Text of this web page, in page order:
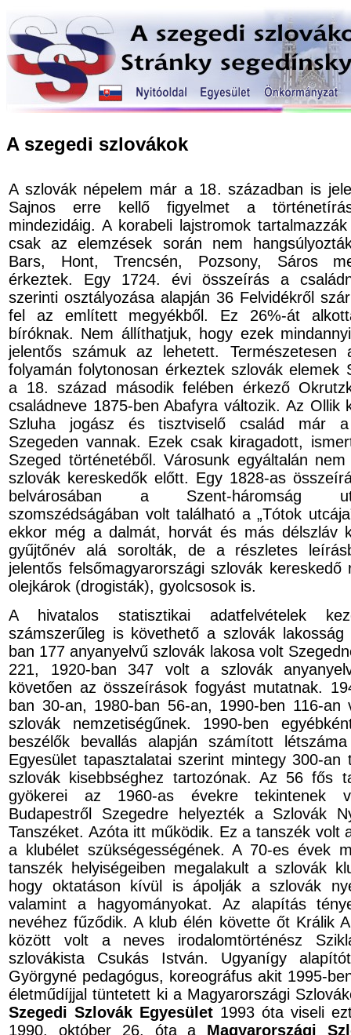
A szegedi szlovákok
A szlovák népelem már a 18. században is
Sajnos erre kellő figyelmet a
mindezidáig. A korabeli lajstromok
csak az elemzések során nem
Bars, Hont, Trencsén, Pozsony, Sáros
érkeztek. Egy 1724. évi összeírás a
szerinti osztályozása alapján 36 Felvidékről
fel az említett megyékből. Ez 26%-át
bíróknak. Nem állíthatjuk, hogy ezek
jelentős számuk az lehetett. Természetesen
folyamán folytonosan érkeztek szlovák elemek
a 18. század második felében érkező
családneve 1875-ben Abafyra változik. Az Ollik
Szluha jogász és tisztviselő család már
Szegeden vannak. Ezek csak kiragadott,
Szeged történetéből. Városunk egyáltalán
szlovák kereskedők előtt. Egy 1828-as
belvárosában a Szent-háromság
szomszédságában volt található a „Tótok
ekkor még a dalmát, horvát és más délszláv
gyűjtőnév alá sorolták, de a részletes
jelentős felsőmagyarországi szlovák
olejkárok (drogisták), gyolcsosok is.
A hivatalos statisztikai adatfelvételek
számszerűleg is követhető a szlovák lakosság
ban 177 anyanyelvű szlovák lakosa volt
221, 1920-ban 347 volt a szlovák
követően az összeírások fogyást mutatnak.
ban 30-an, 1980-ban 56-an, 1990-ben 116-an
szlovák nemzetiségűnek. 1990-ben
beszélők bevallás alapján számított
Egyesület tapasztalatai szerint mintegy 300-an
szlovák kisebbséghez tartozónak. Az 56 fős
gyökerei az 1960-as évekre tekintenek
Budapestről Szegedre helyezték a Szlovák
Tanszéket. Azóta itt működik. Ez a tanszék volt
a klubélet szükségességének. A 70-es évek
tanszék helyiségeiben megalakult a szlovák
hogy oktatáson kívül is ápolják a szlovák
valamint a hagyományokat. Az alapítás
nevéhez fűződik. A klub élén követte őt Králik
között volt a neves irodalomtörténész
szlovákista Csukás István. Ugyanígy
Györgyné pedagógus, koreográfus akit 1995-
életműdíjjal tüntetett ki a Magyarországi
Szegedi Szlovák Egyesület 1993 óta viseli
1990. október 26. óta a Magyarországi